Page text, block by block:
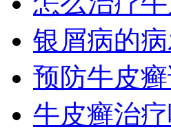
银屑病的
预防牛皮
牛皮癣治